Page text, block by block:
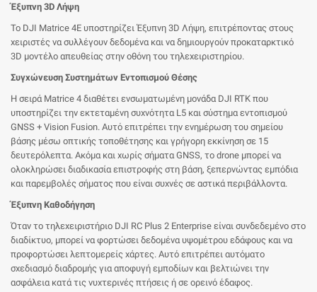
Έξυπνη 3D Λήψη
Το DJI Matrice 4E υποστηρίζει Έξυπνη 3D Λήψη, επιτρέποντας στους
χειριστές να συλλέγουν δεδομένα και να δημιουργούν προκαταρκτικό
3D μοντέλο απευθείας στην οθόνη του τηλεχειριστηρίου.
Συγχώνευση Συστημάτων Εντοπισμού Θέσης
Η σειρά Matrice 4 διαθέτει ενσωματωμένη μονάδα DJI RTK που
υποστηρίζει την εκτεταμένη συχνότητα L5 και σύστημα εντοπισμού
GNSS + Vision Fusion. Αυτό επιτρέπει την ενημέρωση του σημείου
βάσης μέσω οπτικής τοποθέτησης και γρήγορη εκκίνηση σε 15
δευτερόλεπτα. Ακόμα και χωρίς σήματα GNSS, το drone μπορεί να
ολοκληρώσει διαδικασία επιστροφής στη βάση, ξεπερνώντας εμπόδια
και παρεμβολές σήματος που είναι συχνές σε αστικά περιβάλλοντα.
Έξυπνη Καθοδήγηση
Όταν το τηλεχειριστήριο DJI RC Plus 2 Enterprise είναι συνδεδεμένο στο
διαδίκτυο, μπορεί να φορτώσει δεδομένα υψομέτρου εδάφους και να
προφορτώσει λεπτομερείς χάρτες. Αυτό επιτρέπει αυτόματο
σχεδιασμό διαδρομής για αποφυγή εμποδίων και βελτιώνει την
ασφάλεια κατά τις νυχτερινές πτήσεις ή σε ορεινό έδαφος.